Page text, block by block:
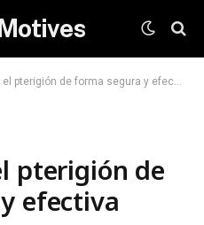
pterigión de forma segura y efectiva
pterigión de
efectiva